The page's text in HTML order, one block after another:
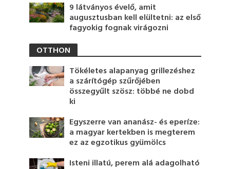
9 látványos évelő, amit
augusztusban kell elültetni: az első
fagyokig fognak virágozni
OTTHON
Tökéletes alapanyag grillezéshez
a szárítógép szűrőjében
összegyűlt szösz: többé ne dobd
ki
Egyszerre van ananász- és eperíze:
a magyar kertekben is megterem
ez az egzotikus gyümölcs
Isteni illatú, perem alá adagolható